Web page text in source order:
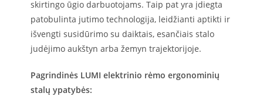
skirtingo ūgio darbuotojams. Taip pat yra įdiegta
patobulinta jutimo technologija, leidžianti aptikti ir
išvengti susidūrimo su daiktais, esančiais stalo
judėjimo aukštyn arba žemyn trajektorijoje.
Pagrindinės LUMI elektrinio rėmo ergonominių
stalų ypatybės: